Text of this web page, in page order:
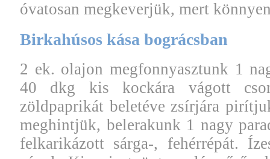
óvatosan megkeverjük, mert
Birkahúsos kása bográcsban
2 ek. olajon megfonnyasztunk 1
40 dkg kis kockára vágott
zöldpaprikát beletéve zsírjára
meghintjük, belerakunk 1 nagy
felkarikázott sárga-, fehérrépát.